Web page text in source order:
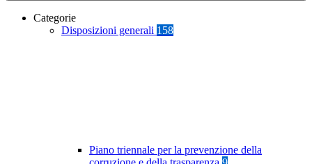
Categorie
Disposizioni generali 158
Piano triennale per la prevenzione della